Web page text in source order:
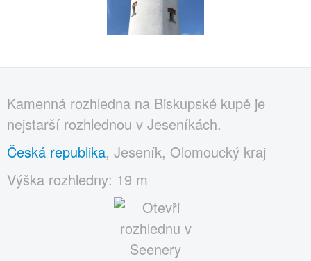
Kamenná rozhledna na Biskupské kupě je
nejstarší rozhlednou v Jeseníkách.
Česká republika, Jeseník, Olomoucký kraj
Výška rozhledny: 19 m